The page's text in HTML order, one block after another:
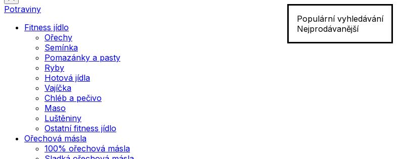
Populární vyhledávání
Nejprodávanější
Potraviny
Fitness jídlo
Ořechy
Semínka
Pomazánky a pasty
Ryby
Hotová jídla
Vajíčka
Chléb a pečivo
Maso
Luštěniny
Ostatní fitness jídlo
Ořechová másla
100% ořechová másla